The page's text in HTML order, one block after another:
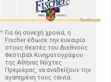
Για 6η συνεχή χρονιά, η
Fischer έδωσε την ευκαιρία
στους θεατές του Διεθνούς
Φεστιβάλ Κινηματογράφου
της Αθήνας Νύχτες
Πρεμιέρας, να αναδείξουν την
αγαπημένη τους ταινία.